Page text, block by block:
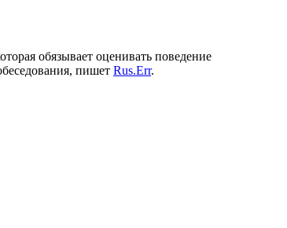
обязывает оценивать поведение
пишет Rus.Err.